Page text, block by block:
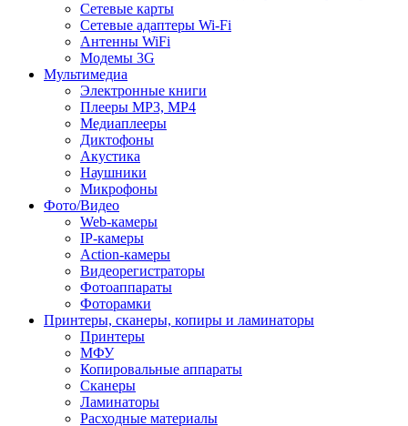
Сетевые карты
Сетевые адаптеры Wi-Fi
Антенны WiFi
Модемы 3G
Мультимедиа
Электронные книги
Плееры MP3, MP4
Медиаплееры
Диктофоны
Акустика
Наушники
Микрофоны
Фото/Видео
Web-камеры
IP-камеры
Action-камеры
Видеорегистраторы
Фотоаппараты
Фоторамки
Принтеры, сканеры, копиры и ламинаторы
Принтеры
МФУ
Копировальные аппараты
Сканеры
Ламинаторы
Расходные материалы